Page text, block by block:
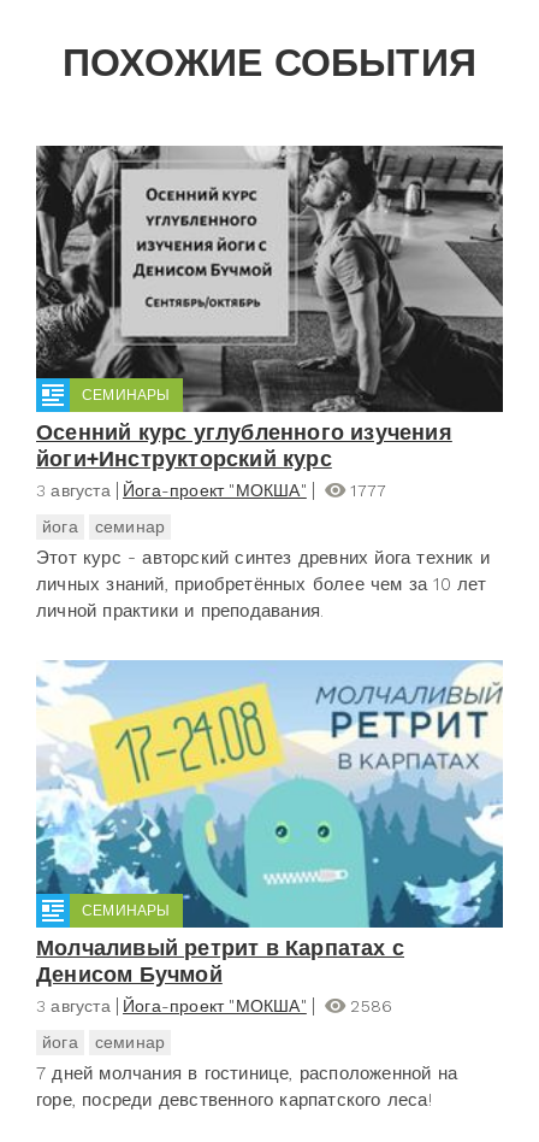
ПОХОЖИЕ СОБЫТИЯ
СЕМИНАРЫ
Осенний курс углубленного изучения
йоги+Инструкторский курс
3 августа Йога-проект "МОКША"
1777
йога
семинар
Этот курс - авторский синтез древних йога техник и
личных знаний, приобретённых более чем за 10 лет
личной практики и преподавания.
СЕМИНАРЫ
Молчаливый ретрит в Карпатах с
Денисом Бучмой
3 августа Йога-проект "МОКША"
2586
йога
семинар
7 дней молчания в гостинице, расположенной на
горе, посреди девственного карпатского леса!